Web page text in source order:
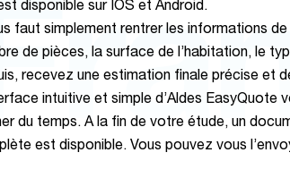
disponible sur IOS et Android.
faut simplement rentrer les informations
de pièces, la surface de l’habitation, le
recevez une estimation finale précise et
intuitive et simple d’Aldes EasyQuote
du temps. A la fin de votre étude, un
est disponible. Vous pouvez vous